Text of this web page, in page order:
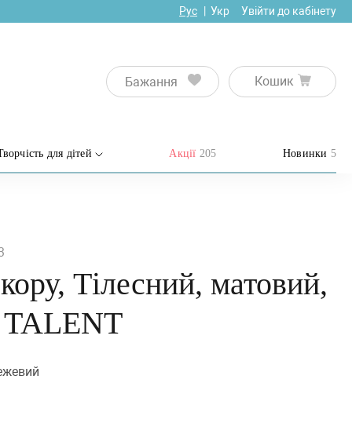
Рус Укр Увійти до кабінету
Бажання Кошик
для дітей Акції 205 Новинки 5
Тілесний, матовий,